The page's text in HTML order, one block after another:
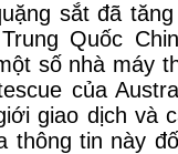
sắt đã
Quốc
số nhà máy
của
giao dịch và
thông tin này